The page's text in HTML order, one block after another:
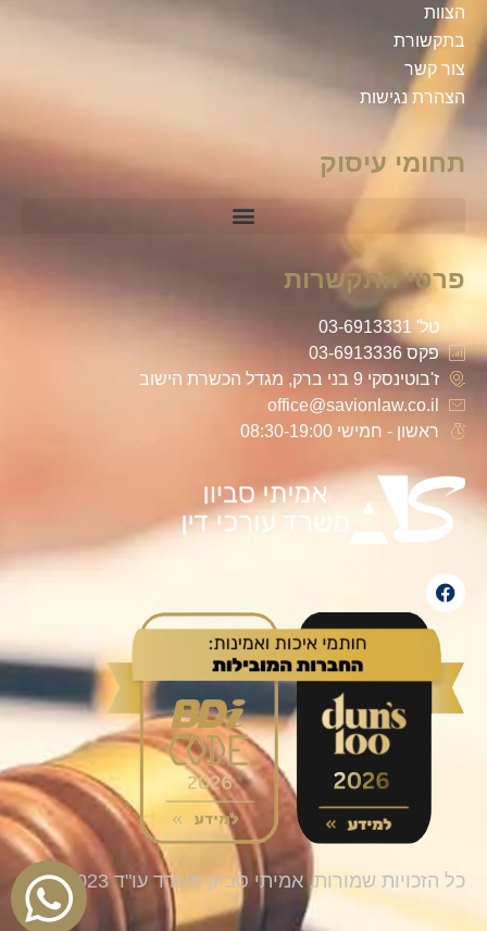
הצוות
בתקשורת
צור קשר
הצהרת נגישות
תחומי עיסוק
פרטי התקשרות
טל' 03-6913331
פקס 03-6913336
ז'בוטינסקי 9 בני ברק, מגדל הכשרת הישוב
office@savionlaw.co.il
ראשון - חמישי 08:30-19:00
כל הזכויות שמורות, אמיתי סביון משרד עו"ד 2023